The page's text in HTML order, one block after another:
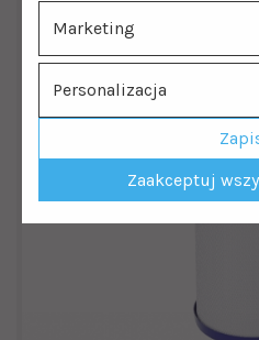
Marketing
Personalizacja
Zaakceptuj